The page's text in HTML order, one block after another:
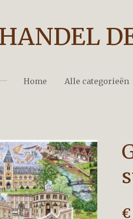
Home Alle categorieën
€